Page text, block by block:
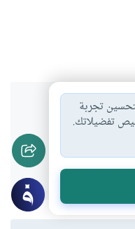
لا
تجربة
تفضيلاتك.